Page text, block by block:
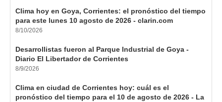
Clima hoy en Goya, Corrientes: el pronóstico del tiempo
para este lunes 10 agosto de 2026 - clarin.com
8/10/2026
Desarrollistas fueron al Parque Industrial de Goya -
Diario El Libertador de Corrientes
8/9/2026
Clima en ciudad de Corrientes hoy: cuál es el
pronóstico del tiempo para el 10 de agosto de 2026 - La